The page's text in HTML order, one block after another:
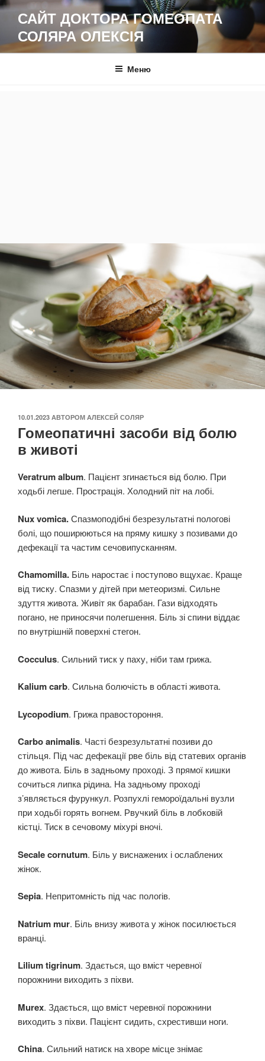
Перейти
вмісту
САЙТ ДОКТОРА ГОМЕОПАТА
СОЛЯРА ОЛЕКСІЯ
Меню
ОПУБЛІКОВАНО
10.01.2023 АВТОРОМ АЛЕКСЕЙ СОЛЯР
Гомеопатичні засоби від болю
в животі
Veratrum album. Пацієнт згинається від болю. При
ходьбі легше. Прострація. Холодний піт на лобі.
Nux vomica.Спазмоподібні безрезультатні пологові
болі, що поширюються на пряму кишку з позивами до
дефекації та частим сечовипусканням.
Chamomilla. Біль наростає і поступово вщухає. Краще
від тиску. Спазми у дітей при метеоризмі. Сильне
здуття живота. Живіт як барабан. Гази відходять
погано, не приносячи полегшення. Біль зі спини віддає
по внутрішній поверхні стегон.
Cocculus. Сильний тиск у паху, ніби там грижа.
Kalium carb. Сильна болючість в області живота.
Lycopodium. Грижа правостороння.
Carbo animalis. Часті безрезультатні позиви до
стільця. Під час дефекації рве біль від статевих органів
до живота. Біль в задньому проході. З прямої кишки
сочиться липка рідина. На задньому проході
з’являється фурункул. Розпухлі гемороїдальні вузли
при ходьбі горять вогнем. Рвучкий біль в лобковій
кістці. Тиск в сечовому міхурі вночі.
Secale cornutum. Біль у виснажених і ослаблених
жінок.
Sepia. Непритомність під час пологів.
Natrium mur. Біль внизу живота у жінок посилюється
вранці.
Lilium tigrinum. Здається, що вміст черевної
порожнини виходить з піхви.
Murex. Здається, що вміст черевної порожнини
виходить з піхви. Пацієнт сидить, схрестивши ноги.
China. Сильний натиск на хворе місце знімає